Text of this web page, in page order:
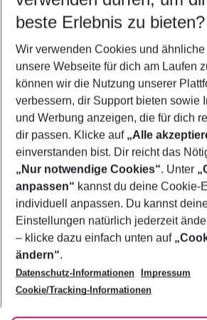
5-8 Nächte
2 Erwachsene Keine Kinder
Mehr Filter anzeigen
Footer
Footer navigation
Über uns
AGB
Bestpreisgarantie
Cookie-Einstellungen ändern
Cookie-Richtlinie
Agenturbetreuung
Barrierefreies Reisen
Folge uns
beste Erlebnis zu bieten?
Wir verwenden Cookies und
unsere Webseite für dich am Laufen
können wir die Nutzung unserer
verbessern, dir Support bieten sowie
und Werbung anzeigen, die für dich
dir passen. Klicke auf „Alle
einverstanden bist. Dir reicht das
„Nur notwendige Cookies“. Unter
anpassen“ kannst du deine Cookie-
individuell anpassen. Du kannst
Einstellungen natürlich jederzeit
– klicke dazu einfach unten auf
ändern“.
Datenschutz-Informationen
Impressum
Cookie/Tracking-Informationen